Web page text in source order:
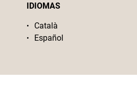
IDIOMAS
Català
Español